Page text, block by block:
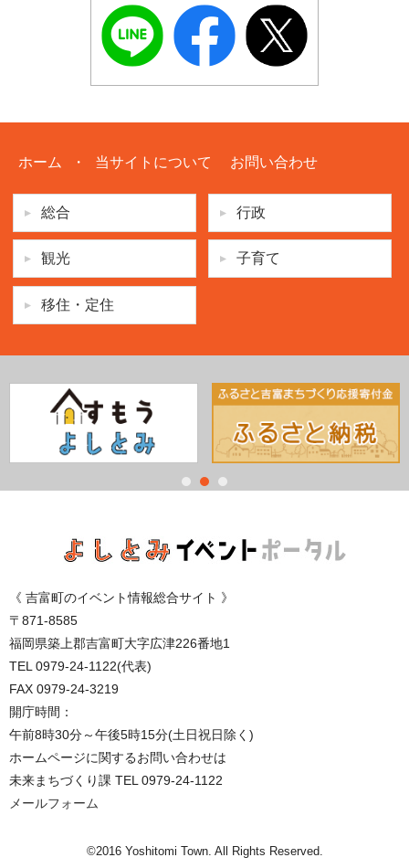
ホーム ・ 当サイトについて お問い合わせ
総合 行政
観光 子育て
移住・定住
《 吉富町のイベント情報総合サイト 》
〒871-8585
福岡県築上郡吉富町大字広津226番地1
TEL 0979-24-1122(代表)
FAX 0979-24-3219
開庁時間：
午前8時30分～午後5時15分(土日祝日除く)
ホームページに関するお問い合わせは
未来まちづくり課 TEL 0979-24-1122
メールフォーム
©2016 Yoshitomi Town. All Rights Reserved.